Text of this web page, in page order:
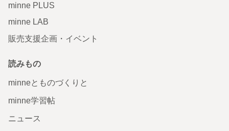
minne PLUS
minne LAB
販売支援企画・イベント
読みもの
minneとものづくりと
minne学習帖
ニュース